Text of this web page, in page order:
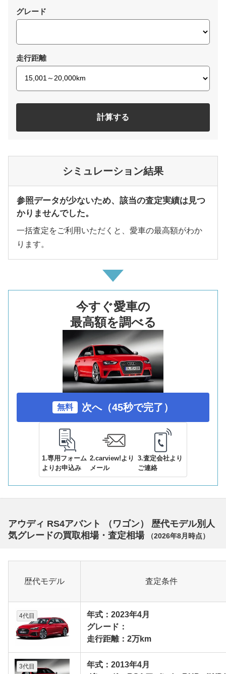
グレード
走行距離
計算する
シミュレーション結果
参照データが少ないため、該当の査定実績は見つ
かりませんでした。
一括査定をご利用いただくと、愛車の最高額がわか
ります。
今すぐ愛車の
最高額を調べる
無料 次へ（45秒で完了）
1.専用フォーム
よりお申込み
2.carview!より
メール
3.査定会社より
ご連絡
アウディ RS4アバント （ワゴン） 歴代モデル別人
気グレードの買取相場・査定相場
（2026年8月 時点）
歴代モデル 査定条件
4代目
年式：2023年4月
グレード：
走行距離：2万km
3代目
年式：2013年4月